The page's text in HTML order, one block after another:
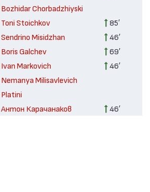
Bozhidar Chorbadzhiyski
Toni Stoichkov
85′
Sendrino Misidzhan
46′
Boris Galchev
69′
Ivan Markovich
46′
Nemanya Milisavlevich
Platini
Антон Карачанаков 46′